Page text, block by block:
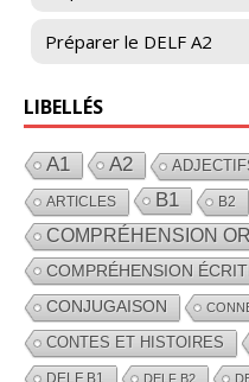
Préparer le DELF A2
LIBELLÉS
A1 A2
ARTICLES B1 B2
COMPRÉHENSION
COMPRÉHENSION
CONJUGAISON
CONTES ET HISTOIRES
DELF B1 DELF B2